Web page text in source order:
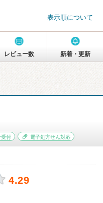
表示順について
レビュー数 新着・更新
受付 電子処方せん対応
4.29